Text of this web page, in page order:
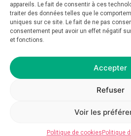
appareils. Le fait de consentir à ces
traiter des données telles que le
uniques sur ce site. Le fait de ne pas
consentement peut avoir un effet négatif
et fonctions.
Accepter
Refuser
Voir les
Politique de cookies Politique
Le blog du
Glossaire
Déontologie
Politique de
© 2026 Avocat GC — Tous droits